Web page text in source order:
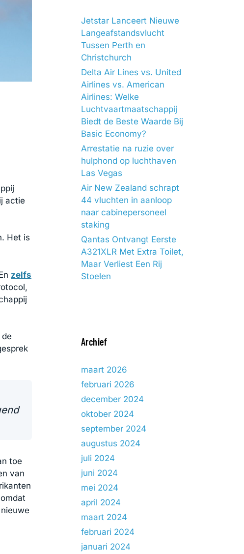
actie
Het is
zelfs
toe
van
Jetstar Lanceert Nieuwe
Langeafstandsvlucht
Tussen Perth en
Christchurch
Delta Air Lines vs. United
Airlines vs. American
Airlines: Welke
Luchtvaartmaatschappij
Biedt de Beste Waarde Bij
Basic Economy?
Arrestatie na ruzie over
hulphond op luchthaven
Las Vegas
Air New Zealand schrapt
44 vluchten in aanloop
naar cabinepersoneel
staking
Qantas Ontvangt Eerste
A321XLR Met Extra Toilet,
Maar Verliest Een Rij
Stoelen
Archief
maart 2026
februari 2026
december 2024
oktober 2024
september 2024
augustus 2024
juli 2024
juni 2024
mei 2024
april 2024
maart 2024
februari 2024
januari 2024